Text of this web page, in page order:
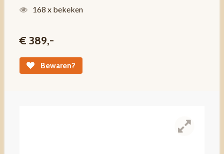
168 x bekeken
€ 389,-
Bewaren?